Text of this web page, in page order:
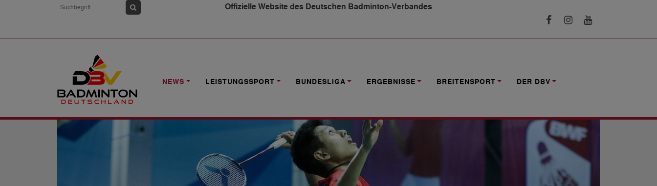
Offizielle Website des Deutschen Badminton-Verbandes
NEWS LEISTUNGSSPORT BUNDESLIGA ERGEBNISSE BREITENSPORT DER DBV
NEWS